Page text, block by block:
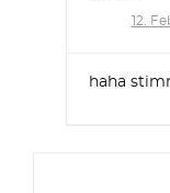
12.
haha